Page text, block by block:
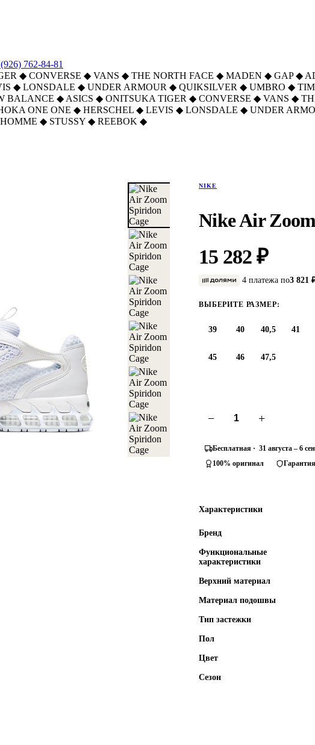
762-84-81
◆ CONVERSE ◆ VANS ◆ THE NORTH FACE ◆ MADEN ◆ GAP ◆
◆ LONSDALE ◆ UNDER ARMOUR ◆ QUIKSILVER ◆ UMBRO ◆
BALANCE ◆ ASICS ◆ ONITSUKA TIGER ◆ CONVERSE ◆ VANS ◆
ONE ONE ◆ HERSCHEL ◆ LEVIS ◆ LONSDALE ◆ UNDER
◆ STUSSY ◆ REEBOK ◆
NIKE
Nike Air
15 282 ₽
4 платежа по3 821
ВЫБЕРИТЕ РАЗМЕР:
39 40 40,5 41
45 46 47,5
− +
Бесплатная · 31 августа – 6
100% оригинал
Характеристики
Бренд
Функциональные
характеристики
Верхний материал
Материал подошвы
Тип застежки
Пол
Цвет
Сезон